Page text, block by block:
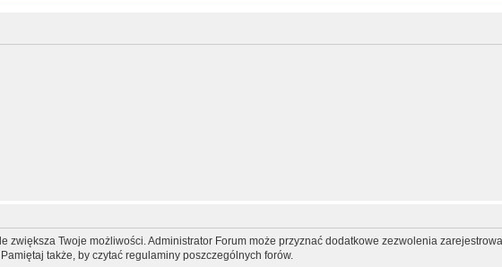
Twoje możliwości. Administrator Forum może przyznać dodatkowe zezwolenia
także, by czytać regulaminy poszczególnych forów.